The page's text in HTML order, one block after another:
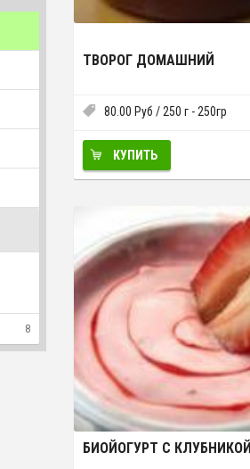
8
ТВОРОГ ДОМАШНИЙ
80.00 Руб / 250 г - 250гр
КУПИТЬ
БИОЙОГУРТ С КЛУБНИКОЙ